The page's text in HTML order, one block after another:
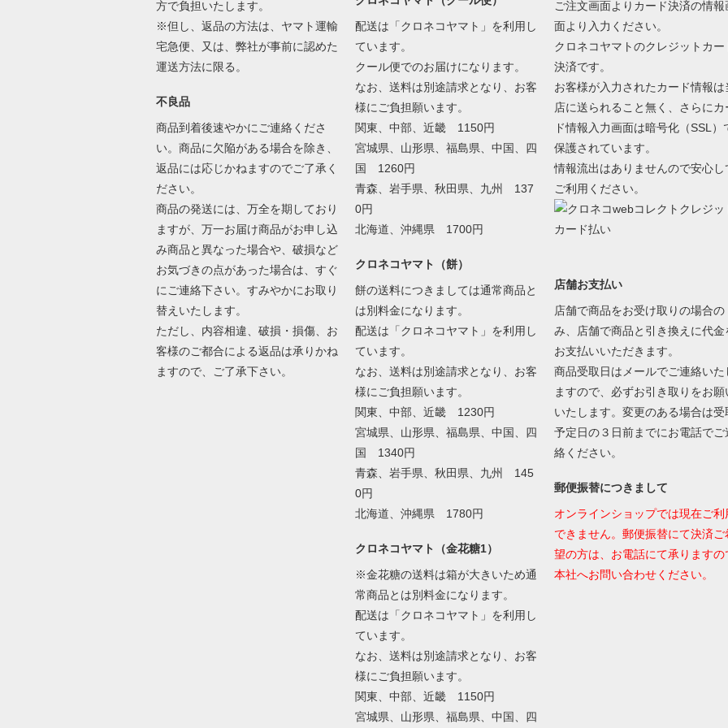
方で負担いたします。
※但し、返品の方法は、ヤマト運輸
宅急便、又は、弊社が事前に認めた
運送方法に限る。
不良品
商品到着後速やかにご連絡くださ
い。商品に欠陥がある場合を除き、
返品には応じかねますのでご了承く
ださい。
商品の発送には、万全を期しており
ますが、万一お届け商品がお申し込
み商品と異なった場合や、破損など
お気づきの点があった場合は、すぐ
にご連絡下さい。すみやかにお取り
替えいたします。
ただし、内容相違、破損・損傷、お
客様のご都合による返品は承りかね
ますので、ご了承下さい。
配送は「クロネコヤマト」を利用し
ています。
クール便でのお届けになります。
なお、送料は別途請求となり、お客
様にご負担願います。
関東、中部、近畿 1150円
宮城県、山形県、福島県、中国、四
国 1260円
青森、岩手県、秋田県、九州 137
0円
北海道、沖縄県 1700円
クロネコヤマト（餅）
餅の送料につきましては通常商品と
は別料金になります。
配送は「クロネコヤマト」を利用し
ています。
なお、送料は別途請求となり、お客
様にご負担願います。
関東、中部、近畿 1230円
宮城県、山形県、福島県、中国、四
国 1340円
青森、岩手県、秋田県、九州 145
0円
北海道、沖縄県 1780円
クロネコヤマト（金花糖1）
※金花糖の送料は箱が大きいため通
常商品とは別料金になります。
配送は「クロネコヤマト」を利用し
ています。
なお、送料は別途請求となり、お客
様にご負担願います。
関東、中部、近畿 1150円
宮城県、山形県、福島県、中国、四
ご注文画面よりカード決済の情報
面より入力ください。
クロネコヤマトのクレジットカー
決済です。
お客様が入力されたカード情報は
店に送られること無く、さらにカ
ド情報入力画面は暗号化（SSL）
保護されています。
情報流出はありませんので安心し
ご利用ください。
店舗お支払い
店舗で商品をお受け取りの場合の
み、店舗で商品と引き換えに代金
お支払いいただきます。
商品受取日はメールでご連絡いた
ますので、必ずお引き取りをお願
いたします。変更のある場合は受
予定日の３日前までにお電話でご
絡ください。
郵便振替につきまして
オンラインショップでは現在ご利
できません。郵便振替にて決済ご
望の方は、お電話にて承りますの
本社へお問い合わせください。